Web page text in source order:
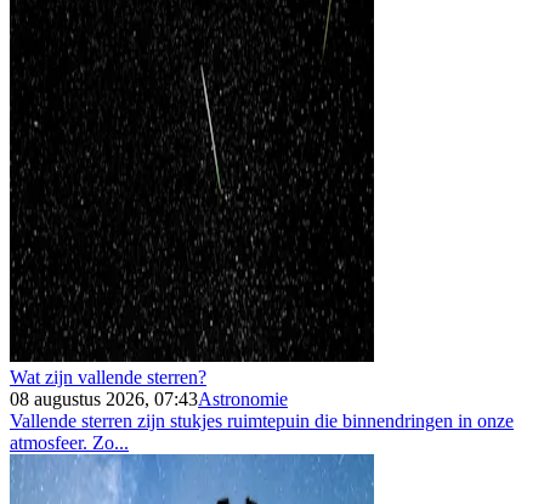
Wat zijn vallende sterren?
08 augustus 2026, 07:43Astronomie
Vallende sterren zijn stukjes ruimtepuin die binnendringen in onze
atmosfeer. Zo...